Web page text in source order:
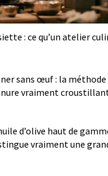
: ce qu’un atelier
sans œuf : la méthode
vraiment
d’olive haut de
vraiment une